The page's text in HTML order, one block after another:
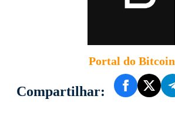
Portal do Bitcoin
Compartilhar: